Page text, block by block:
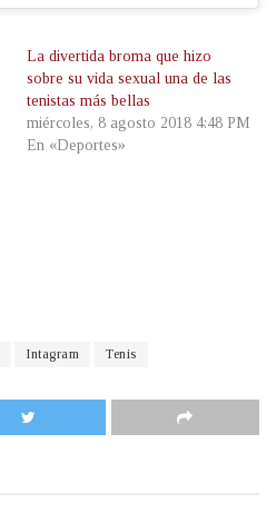
La divertida broma que hizo
sobre su vida sexual una de las
tenistas más bellas
miércoles, 8 agosto 2018 4:48 PM
En «Deportes»
Intagram Tenis